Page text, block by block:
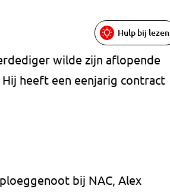
Hulp bij lezen
wilde zijn aflopende
heeft een eenjarig contract
bij NAC, Alex